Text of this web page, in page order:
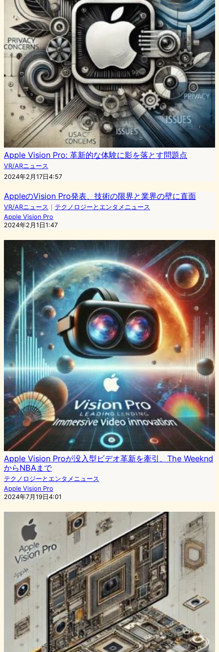
Apple Vision Pro: 革新的な体験に影を落とす問題点
VR/ARニュース
2024年2月17日4:57
AppleのVision Pro発表、技術の限界と業界の壁に直面
VR/ARニュース ｜ テクノロジーとエンタメニュース
Apple Vision Pro
2024年2月1日1:47
Apple Vision Proが没入型ビデオ革新を牽引、The Weeknd
からNBAまで
テクノロジーとエンタメニュース
Apple Vision Pro
2024年7月19日4:01